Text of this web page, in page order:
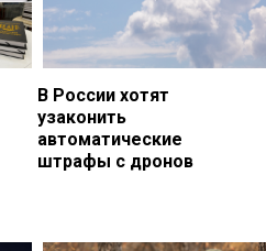
В России хотят
узаконить
автоматические
штрафы с дронов